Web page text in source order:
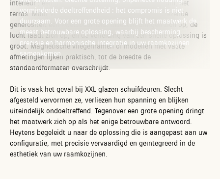
verminderde doeltreffendheid : het compromis is niet
duurzaam. Voor een grote opening blijft het maatwerk de
meest betrouwbare oplossing, waarbij bescherming,
precisie en harmonische integratie in uw raamkozijnen
samenkomen.
interieur : een genereuze opening op het licht, de tuin, het
terras. Maar vanaf de eerste mooie dagen wordt diezelfde
generositeit een kwetsbaarheid. Insecten dringen zich op, de
lucht laadt zich op, en de verleiding van een snelle oplossing is
groot. Magnetische vliegenramen of modellen met vaste
afmetingen lijken praktisch, tot de breedte de
standaardformaten overschrijdt.
Dit is vaak het geval bij XXL glazen schuifdeuren. Slecht
afgesteld vervormen ze, verliezen hun spanning en blijken
uiteindelijk ondoeltreffend. Tegenover een grote opening dringt
het maatwerk zich op als het enige betrouwbare antwoord.
Heytens begeleidt u naar de oplossing die is aangepast aan uw
configuratie, met precisie vervaardigd en geïntegreerd in de
esthetiek van uw raamkozijnen.